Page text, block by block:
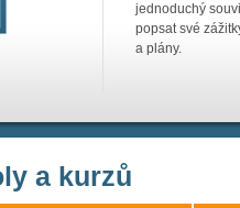
jednoduchý
popsat své
a plány.
a kurzů